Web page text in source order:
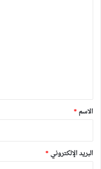
*
الاسم *
البريد الإلكتروني *